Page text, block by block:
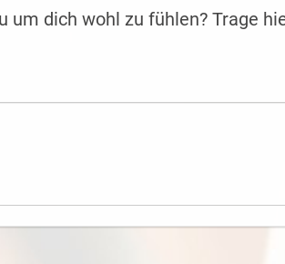
dich wohl zu fühlen? Trage